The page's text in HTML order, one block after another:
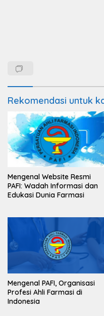
Rekomendasi untuk
Mengenal Website Resmi
PAFI: Wadah Informasi dan
Edukasi Dunia Farmasi
Mengenal PAFI, Organisasi
Profesi Ahli Farmasi di
Indonesia